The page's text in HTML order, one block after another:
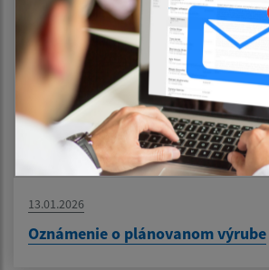
13.01.2026
Oznámenie o plánovanom výrube